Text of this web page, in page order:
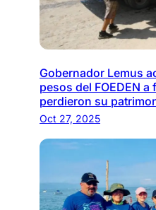
Gobernador Lemus
pesos del FOEDEN
perdieron su
Oct 27, 2025